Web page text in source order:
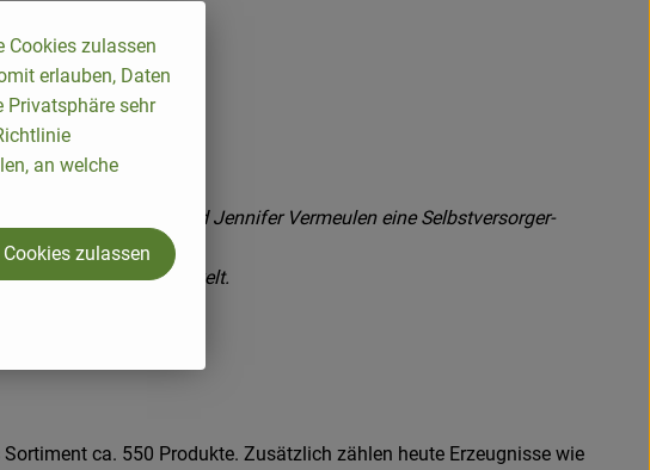
Joseph Wilhelm und Jennifer Vermeulen eine Selbstversorger-
Mitarbeitern entwickelt.
ca. 550 Produkte. Zusätzlich zählen heute Erzeugnisse wie
Cookies zulassen
erlauben, Daten
Privatsphäre sehr
an welche
zulassen